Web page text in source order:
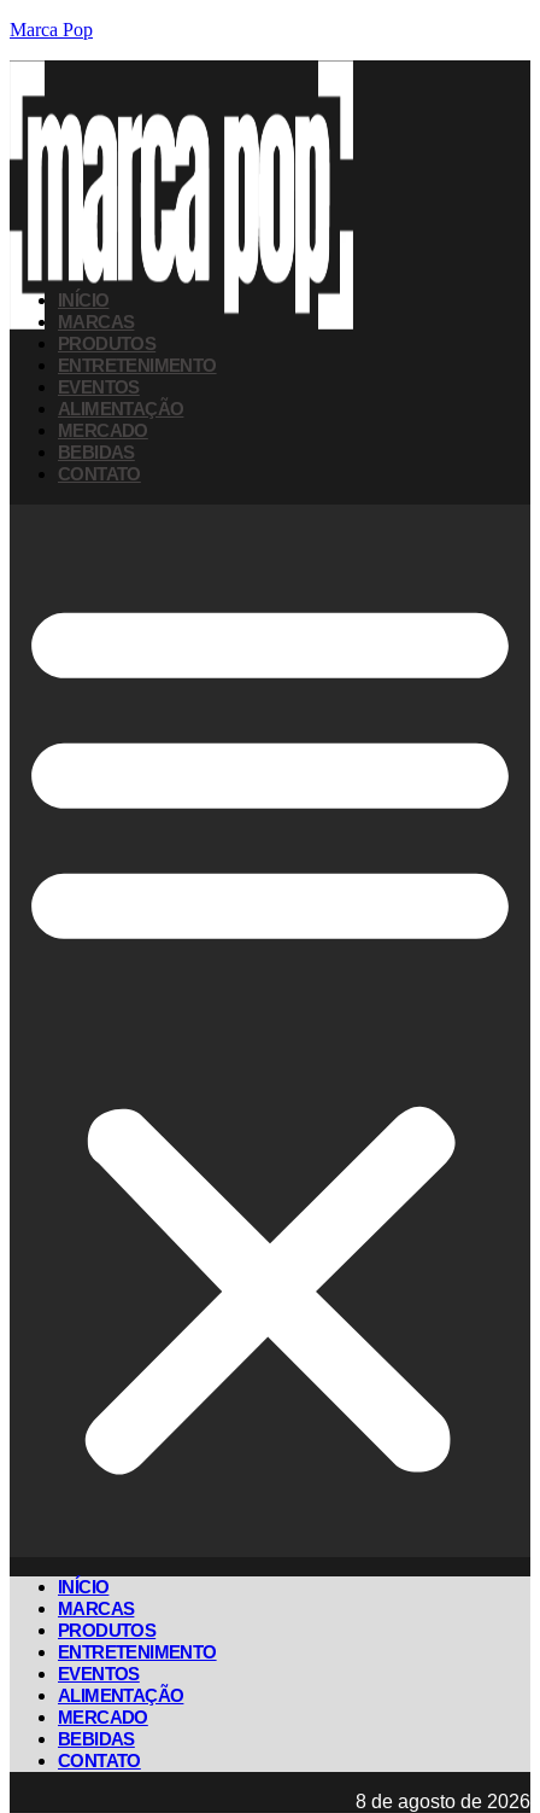
Marca Pop
INÍCIO
MARCAS
PRODUTOS
ENTRETENIMENTO
EVENTOS
ALIMENTAÇÃO
MERCADO
BEBIDAS
CONTATO
INÍCIO
MARCAS
PRODUTOS
ENTRETENIMENTO
EVENTOS
ALIMENTAÇÃO
MERCADO
BEBIDAS
CONTATO
8 de agosto de 2026